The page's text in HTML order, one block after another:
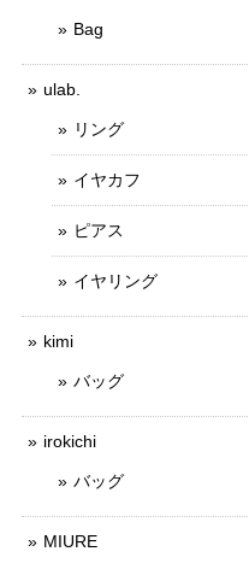
Bag
ulab.
リング
イヤカフ
ピアス
イヤリング
kimi
バッグ
irokichi
バッグ
MIURE